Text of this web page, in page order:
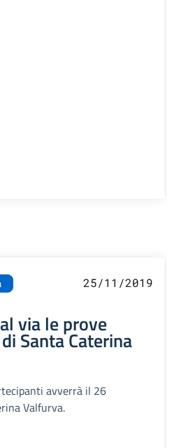
25/11/2019
via le prove
Santa Caterina
avverrà il 26
Valfurva.